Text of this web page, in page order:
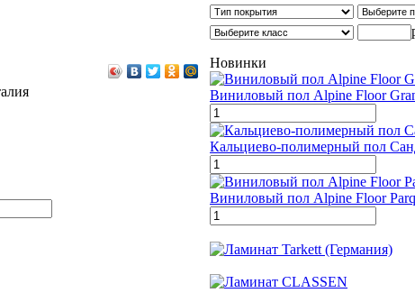
Новинки
Виниловый пол Alpine Floor
Кальциево-полимерный пол
Виниловый пол Alpine Floor